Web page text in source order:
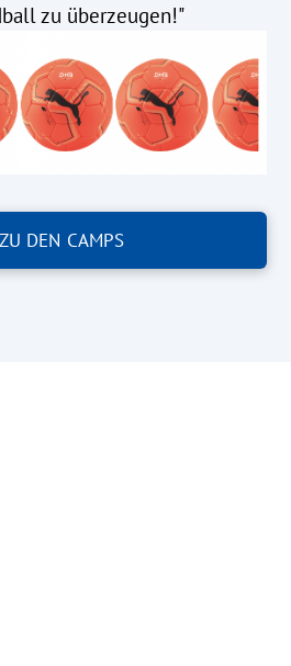
zu überzeugen!"
ZU DEN CAMPS